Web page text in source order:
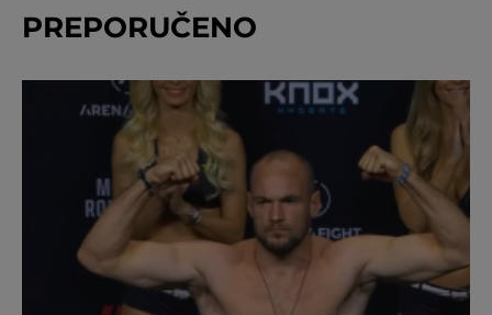
PREPORUČENO